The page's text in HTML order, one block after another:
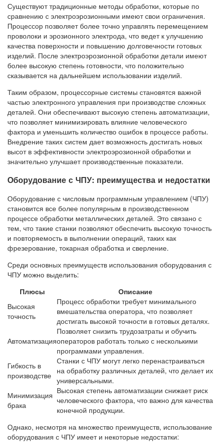
Существуют традиционные методы обработки, которые по
сравнению с электроэрозионными имеют свои ограничения.
Процессор позволяет более точно управлять перемещением
проволоки и эрозионного электрода, что ведет к улучшению
качества поверхности и повышению долговечности готовых
изделий. После электроэрозионной обработки детали имеют
более высокую степень готовности, что положительно
сказывается на дальнейшем использовании изделий.
Таким образом, процессорные системы становятся важной
частью электронного управления при производстве сложных
деталей. Они обеспечивают высокую степень автоматизации,
что позволяет минимизировать влияние человеческого
фактора и уменьшить количество ошибок в процессе работы.
Внедрение таких систем дает возможность достигать новых
высот в эффективности электроэрозионной обработки и
значительно улучшает производственные показатели.
Оборудование с ЧПУ: преимущества и недостатки
Оборудование с числовым программным управлением (ЧПУ)
становится все более популярным в производственном
процессе обработки металлических деталей. Это связано с
тем, что такие станки позволяют обеспечить высокую точность
и повторяемость в выполнении операций, таких как
фрезерование, токарная обработка и сверление.
Среди основных преимуществ использования оборудования с
ЧПУ можно выделить:
Плюсы
Описание
Высокая
точность
Процесс обработки требует минимального
вмешательства оператора, что позволяет
достигать высокой точности в готовых деталях.
Автоматизация
Позволяет снизить трудозатраты и обучить
операторов работать только с несколькими
программами управления.
Гибкость в
производстве
Станки с ЧПУ могут легко перенастраиваться
на обработку различных деталей, что делает их
универсальными.
Минимизация
брака
Высокая степень автоматизации снижает риск
человеческого фактора, что важно для качества
конечной продукции.
Однако, несмотря на множество преимуществ, использование
оборудования с ЧПУ имеет и некоторые недостатки: